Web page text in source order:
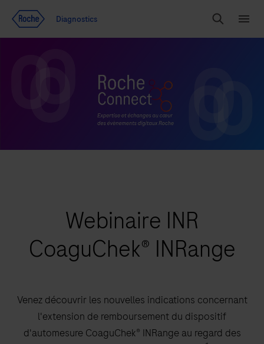
Diagnostics
Chercher
Menu
Webinaire INR
CoaguChek® INRange
Venez découvrir les nouvelles indications concernant
l'extension de remboursement du dispositif
d'automesure CoaguChek® INRange au regard des